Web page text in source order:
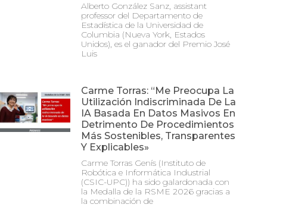
Alberto González Sanz, assistant
professor del Departamento de
Estadística de la Universidad de
Columbia (Nueva York, Estados
Unidos), es el ganador del Premio José
Luis
Carme Torras: “Me Preocupa La
Utilización Indiscriminada De La
IA Basada En Datos Masivos En
Detrimento De Procedimientos
Más Sostenibles, Transparentes
Y Explicables»
Carme Torras Genís (Instituto de
Robótica e Informática Industrial
(CSIC-UPC)) ha sido galardonada con
la Medalla de la RSME 2026 gracias a
la combinación de